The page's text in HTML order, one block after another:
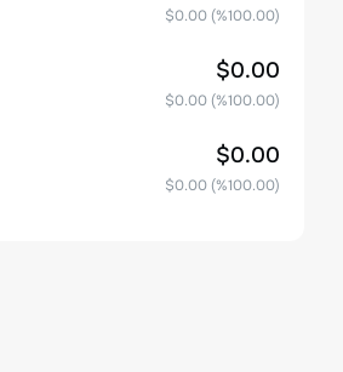
$0.00(%100.00)
$0.00
$0.00(%100.00)
$0.00
$0.00(%100.00)